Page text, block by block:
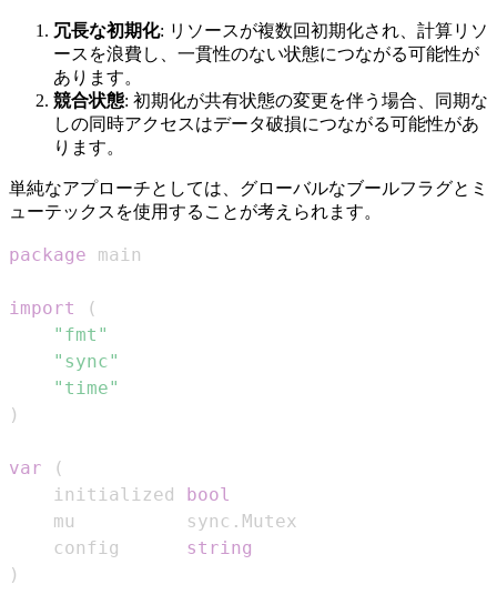
冗長な初期化: リソースが複数回初期化され、計算リソ
ースを浪費し、一貫性のない状態につながる可能性が
あります。
競合状態: 初期化が共有状態の変更を伴う場合、同期な
しの同時アクセスはデータ破損につながる可能性があ
ります。
単純なアプローチとしては、グローバルなブールフラグとミ
ューテックスを使用することが考えられます。
package
import
(
"fmt"
"sync"
"time"
)
var
(
	initialized
bool
	mu          sync
.
	config
string
)